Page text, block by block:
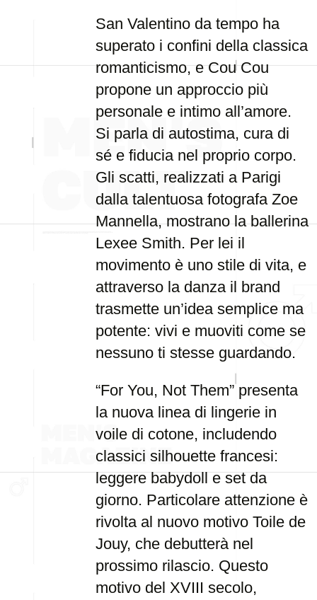
San Valentino da tempo ha
superato i confini della classica
romanticismo, e Cou Cou
propone un approccio più
personale e intimo all’amore.
Si parla di autostima, cura di
sé e fiducia nel proprio corpo.
Gli scatti, realizzati a Parigi
dalla talentuosa fotografa Zoe
Mannella, mostrano la ballerina
Lexee Smith. Per lei il
movimento è uno stile di vita, e
attraverso la danza il brand
trasmette un’idea semplice ma
potente: vivi e muoviti come se
nessuno ti stesse guardando.
“For You, Not Them” presenta
la nuova linea di lingerie in
voile di cotone, includendo
classici silhouette francesi:
leggere babydoll e set da
giorno. Particolare attenzione è
rivolta al nuovo motivo Toile de
Jouy, che debutterà nel
prossimo rilascio. Questo
motivo del XVIII secolo,